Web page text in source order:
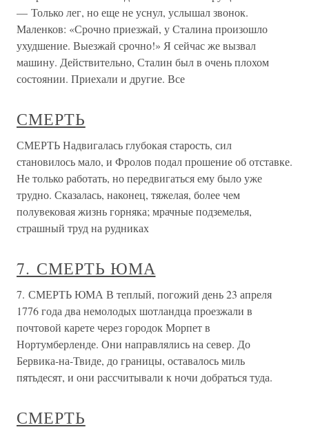
— Только лег, но еще не уснул, услышал звонок.
Маленков: «Срочно приезжай, у Сталина произошло
ухудшение. Выезжай срочно!» Я сейчас же вызвал
машину. Действительно, Сталин был в очень плохом
состоянии. Приехали и другие. Все
СМЕРТЬ
СМЕРТЬ Надвигалась глубокая старость, сил
становилось мало, и Фролов подал прошение об отставке.
Не только работать, но передвигаться ему было уже
трудно. Сказалась, наконец, тяжелая, более чем
полувековая жизнь горняка; мрачные подземелья,
страшный труд на рудниках
7. СМЕРТЬ ЮМА
7. СМЕРТЬ ЮМА В теплый, погожий день 23 апреля
1776 года два немолодых шотландца проезжали в
почтовой карете через городок Морпет в
Нортумберленде. Они направлялись на север. До
Бервика-на-Твиде, до границы, оставалось миль
пятьдесят, и они рассчитывали к ночи добраться туда.
СМЕРТЬ